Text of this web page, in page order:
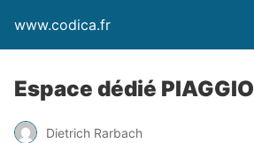
www.codica.fr
Espace dédié PIAGGIO
Dietrich Rarbach